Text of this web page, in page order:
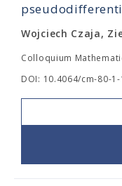
Wojciech Czaja,
Colloquium
DOI: 10.4064/cm-80-